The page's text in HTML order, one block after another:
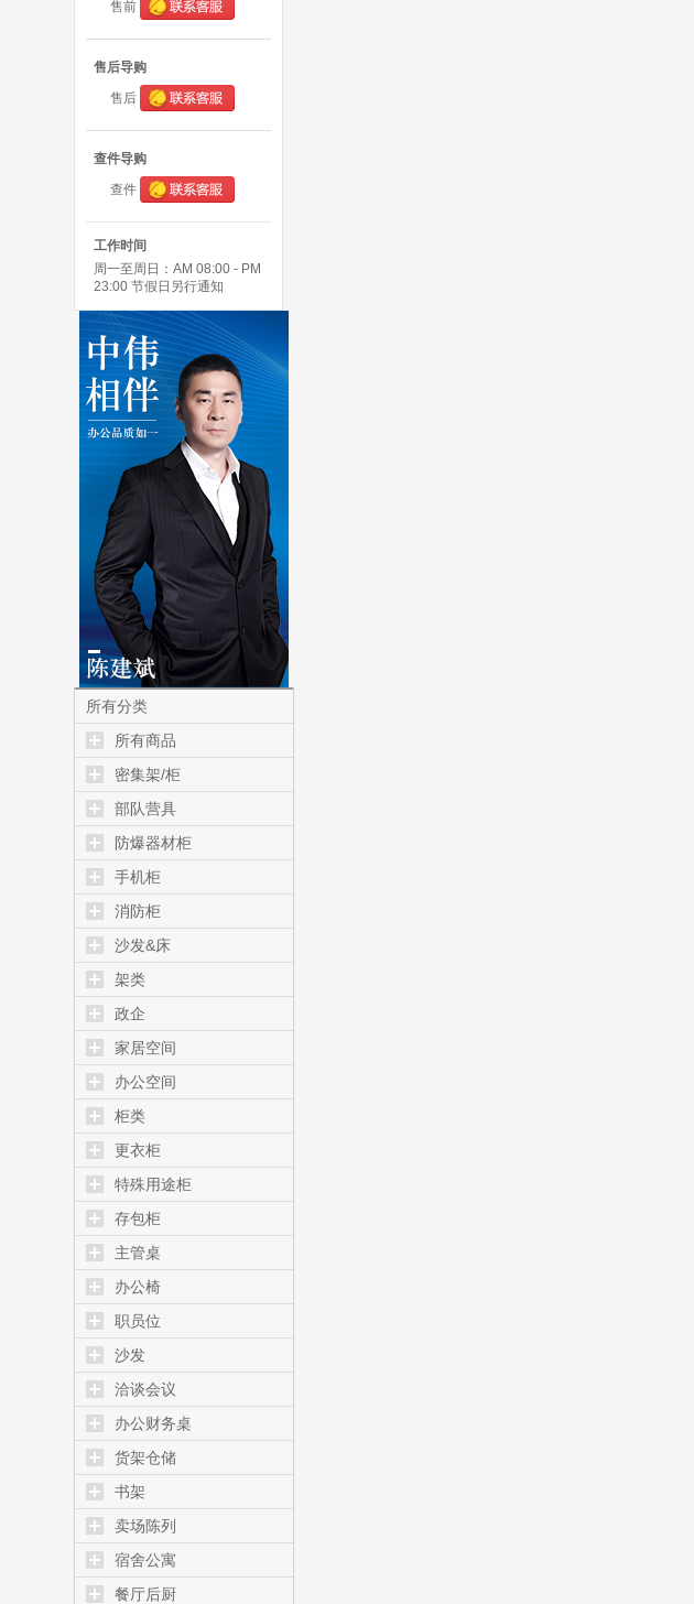
售前
售后导购
售后
查件导购
查件
工作时间
周一至周日：AM 08:00 - PM
23:00 节假日另行通知
所有分类
所有商品
密集架/柜
部队营具
防爆器材柜
手机柜
消防柜
沙发&床
架类
政企
家居空间
办公空间
柜类
更衣柜
特殊用途柜
存包柜
主管桌
办公椅
职员位
沙发
洽谈会议
办公财务桌
货架仓储
书架
卖场陈列
宿舍公寓
餐厅后厨